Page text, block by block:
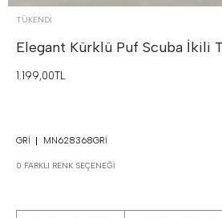
TÜKENDI
Elegant Kürklü Puf Scuba İkili
1.199,00TL
GRI MN628368GRI
0 FARKLI RENK SEÇENEĞI